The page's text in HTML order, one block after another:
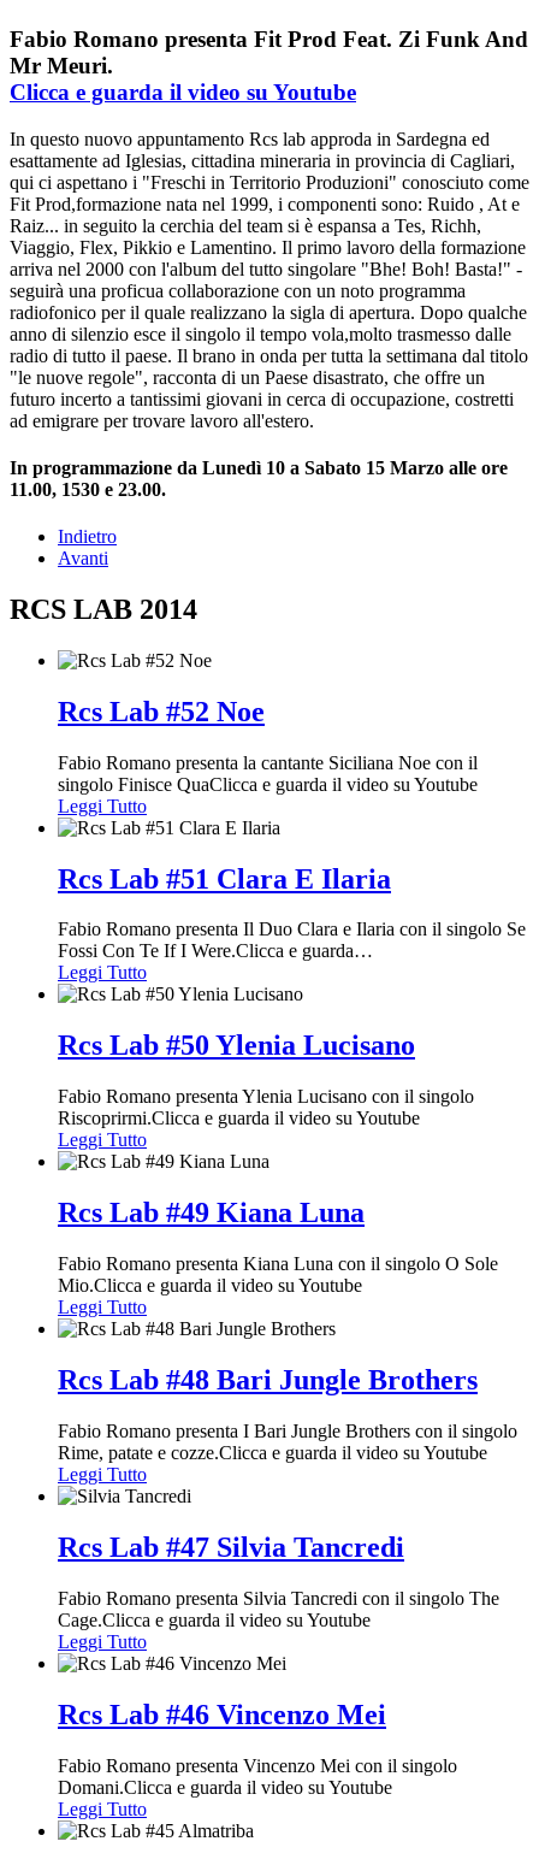
Fabio Romano presenta Fit Prod Feat. Zi Funk And
Mr Meuri.
Clicca e guarda il video su Youtube
In questo nuovo appuntamento Rcs lab approda in Sardegna ed
esattamente ad Iglesias, cittadina mineraria in provincia di Cagliari,
qui ci aspettano i "Freschi in Territorio Produzioni" conosciuto come
Fit Prod,formazione nata nel 1999, i componenti sono: Ruido , At e
Raiz... in seguito la cerchia del team si è espansa a Tes, Richh,
Viaggio, Flex, Pikkio e Lamentino. Il primo lavoro della formazione
arriva nel 2000 con l'album del tutto singolare "Bhe! Boh! Basta!" -
seguirà una proficua collaborazione con un noto programma
radiofonico per il quale realizzano la sigla di apertura. Dopo qualche
anno di silenzio esce il singolo il tempo vola,molto trasmesso dalle
radio di tutto il paese. Il brano in onda per tutta la settimana dal titolo
"le nuove regole", racconta di un Paese disastrato, che offre un
futuro incerto a tantissimi giovani in cerca di occupazione, costretti
ad emigrare per trovare lavoro all'estero.
In programmazione da Lunedì 10 a Sabato 15 Marzo alle ore
11.00, 1530 e 23.00.
Indietro
Avanti
RCS LAB 2014
Rcs Lab #52 Noe
Fabio Romano presenta la cantante Siciliana Noe con il
singolo Finisce QuaClicca e guarda il video su Youtube
Leggi Tutto
Rcs Lab #51 Clara E Ilaria
Fabio Romano presenta Il Duo Clara e Ilaria con il singolo Se
Fossi Con Te If I Were.Clicca e guarda…
Leggi Tutto
Rcs Lab #50 Ylenia Lucisano
Fabio Romano presenta Ylenia Lucisano con il singolo
Riscoprirmi.Clicca e guarda il video su Youtube
Leggi Tutto
Rcs Lab #49 Kiana Luna
Fabio Romano presenta Kiana Luna con il singolo O Sole
Mio.Clicca e guarda il video su Youtube
Leggi Tutto
Rcs Lab #48 Bari Jungle Brothers
Fabio Romano presenta I Bari Jungle Brothers con il singolo
Rime, patate e cozze.Clicca e guarda il video su Youtube
Leggi Tutto
Rcs Lab #47 Silvia Tancredi
Fabio Romano presenta Silvia Tancredi con il singolo The
Cage.Clicca e guarda il video su Youtube
Leggi Tutto
Rcs Lab #46 Vincenzo Mei
Fabio Romano presenta Vincenzo Mei con il singolo
Domani.Clicca e guarda il video su Youtube
Leggi Tutto